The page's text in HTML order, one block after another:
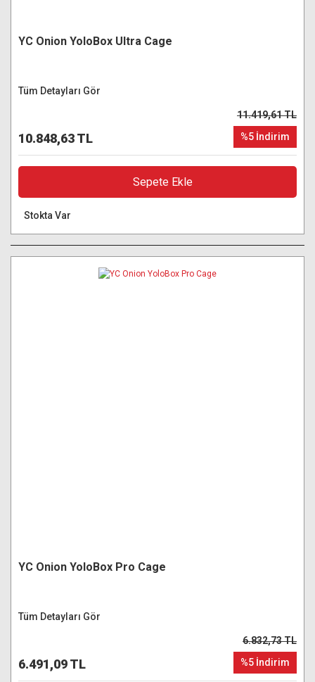
YC Onion YoloBox Ultra Cage
Tüm Detayları Gör
10.848,63 TL
11.419,61 TL
%5 İndirim
Sepete Ekle
Stokta Var
YC Onion YoloBox Pro Cage
Tüm Detayları Gör
6.491,09 TL
6.832,73 TL
%5 İndirim